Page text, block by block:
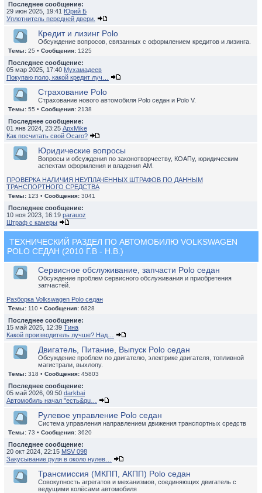
Последнее сообщение:
29 июн 2025, 19:41 Юрий Б
Уплотнитель передней двери.
Кредит и лизинг Polo
Обсуждение вопросов, связанных с оформлением кредитов и лизинга.
Темы: 25 • Сообщения: 1225
Последнее сообщение:
05 мар 2025, 17:40 Мухамадеев
Покупаю поло, какой кредит луч…
Страхование Polo
Страхование нового автомобиля Polo седан и Polo V.
Темы: 55 • Сообщения: 2138
Последнее сообщение:
01 янв 2024, 23:25 ApxMike
Как посчитать свой Осаго?
Юридические вопросы
Вопросы и обсуждения по законотворчеству, КОАПу, юридическим
аспектам оформления и владения АМ.
ПРОВЕРКА НАЛИЧИЯ НЕУПЛАЧЕННЫХ ШТРАФОВ ПО ДАННЫМ
ТРАНСПОРТНОГО СРЕДСТВА
Темы: 123 • Сообщения: 3041
Последнее сообщение:
10 ноя 2023, 16:19 parauoz
Штраф с камеры
ТЕХНИЧЕСКИЙ РАЗДЕЛ ПО АВТОМОБИЛЮ VOLKSWAGEN
POLO СЕДАН (2010 Г.В - Н.В.)
Сервисное обслуживание, запчасти Polo седан
Обсуждение проблем сервисного обслуживания и приобретения
запчастей.
Разборка Volkswagen Polo седан
Темы: 110 • Сообщения: 6828
Последнее сообщение:
15 май 2025, 12:39 Тина
Какой производитель лучше? Над…
Двигатель, Питание, Выпуск Polo седан
Обсуждение проблем по двигателю, электрике двигателя, топливной
магистрали, выхлопу.
Темы: 318 • Сообщения: 45803
Последнее сообщение:
05 май 2026, 09:50 darkbai
Автомобиль начал "есть&qu…
Рулевое управление Polo седан
Система управления направлением движения транспортных средств
Темы: 73 • Сообщения: 3620
Последнее сообщение:
20 окт 2024, 22:15 MSV 098
Закусывание руля в около нулев…
Трансмиссия (МКПП, АКПП) Polo седан
Совокупность агрегатов и механизмов, соединяющих двигатель с
ведущими колёсами автомобиля